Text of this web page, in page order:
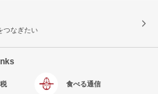
つなぎたい
食べる通信